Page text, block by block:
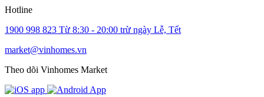
Hotline
1900 998 823 Từ 8:30 - 20:00 trừ ngày Lễ, Tết
market@vinhomes.vn
Theo dõi Vinhomes Market